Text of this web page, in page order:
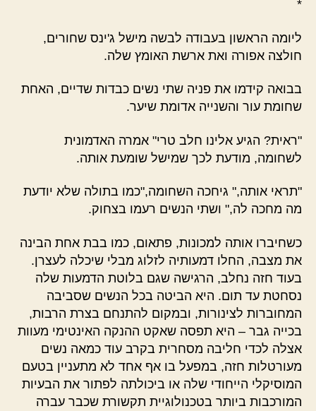
*
ליומה הראשון בעבודה לבשה מישל ג'ינס שחורים,
חולצה אפורה ואת ארשת האומץ שלה.
בבואה קידמו את פניה שתי נשים כבדות שדיים, האחת
שחומת עור והשנייה אדומת שיער.
"ראית? הגיע אלינו חלב טרי" אמרה האדמונית
לשחומה, מודעת לכך שמישל שומעת אותה.
"תראי אותה," גיחכה השחומה,"כמו בתולה שלא יודעת
מה מחכה לה," ושתי הנשים רעמו בצחוק.
כשחיברו אותה למכונות, פתאום, כמו בבת אחת הבינה
את מצבה, החלו דמעותיה לזלוג מבלי שיכלה לעצרן.
בעוד חזה נחלב, הרגישה שגם בלוטת הדמעות שלה
נסחטת עד תום. היא הביטה בכל הנשים שסביבה
המחוברות לצינורות, ובמקום להתנחם בצרת הרבות,
בכייה גבר – היא תפסה שאקט ההנקה האינטימי מעוות
אצלה לכדי חליבה מסחרית בקרב עוד כמאה נשים
מעורטלות חזה, במפעל בו אף אחד לא מתעניין בטעם
המוסיקלי הייחודי שלה או ביכולתה לפתור את הבעיות
המורכבות ביותר בטכנולוגיית תקשורת שכבר עברה